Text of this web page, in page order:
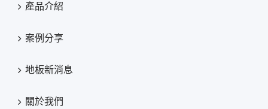
產品介紹
案例分享
地板新消息
關於我們